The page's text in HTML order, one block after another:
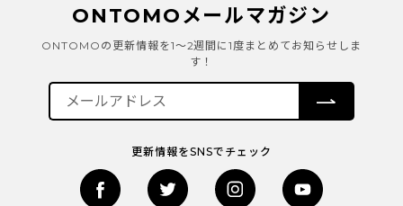
ONTOMOメールマガジン
ONTOMOの更新情報を1～2週間に1度まとめてお知らせしま
す！
更新情報をSNSでチェック